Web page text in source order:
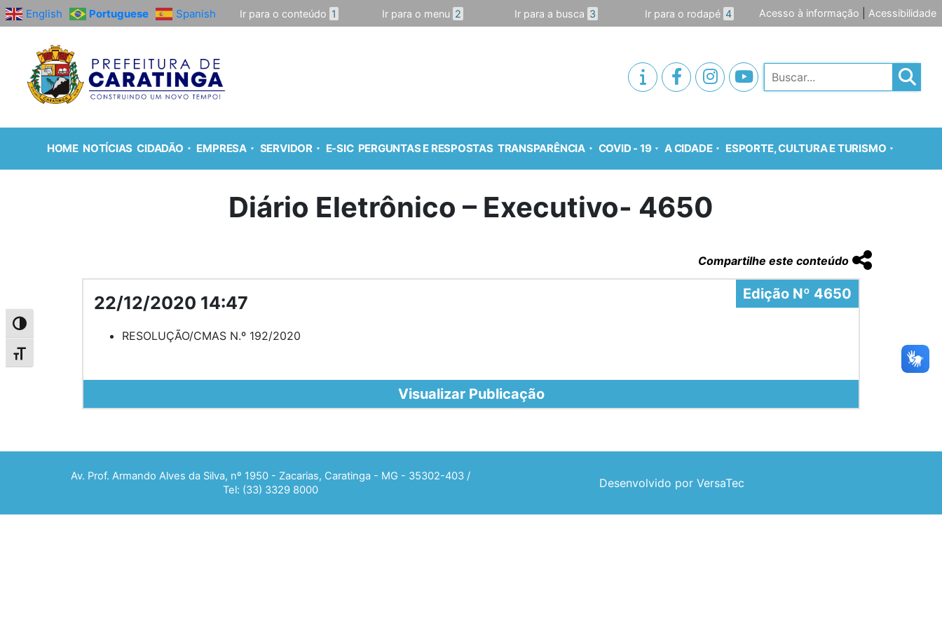
Alternar alto contraste
Alternar tamanho da fonte
English Portuguese Spanish Ir para o conteúdo 1 Ir para o menu 2 Ir para a busca 3 Ir para o rodapé 4 Acesso à informação Acessibilidade
Pesquisar
HOME NOTÍCIAS CIDADÃO EMPRESA SERVIDOR E-SIC PERGUNTAS E RESPOSTAS TRANSPARÊNCIA COVID - 19 A CIDADE ESPORTE, CULTURA E TURISMO
Diário Eletrônico – Executivo- 4650
Compartilhe este conteúdo
Edição Nº 4650
22/12/2020 14:47
RESOLUÇÃO/CMAS N.º 192/2020
Visualizar Publicação
Av. Prof. Armando Alves da Silva, nº 1950 - Zacarias, Caratinga - MG - 35302-403 /
Tel: (33) 3329 8000
Desenvolvido por VersaTec